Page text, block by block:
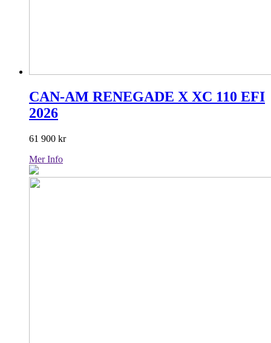
CAN-AM RENEGADE X XC 110 EFI
2026
61 900 kr
Mer Info